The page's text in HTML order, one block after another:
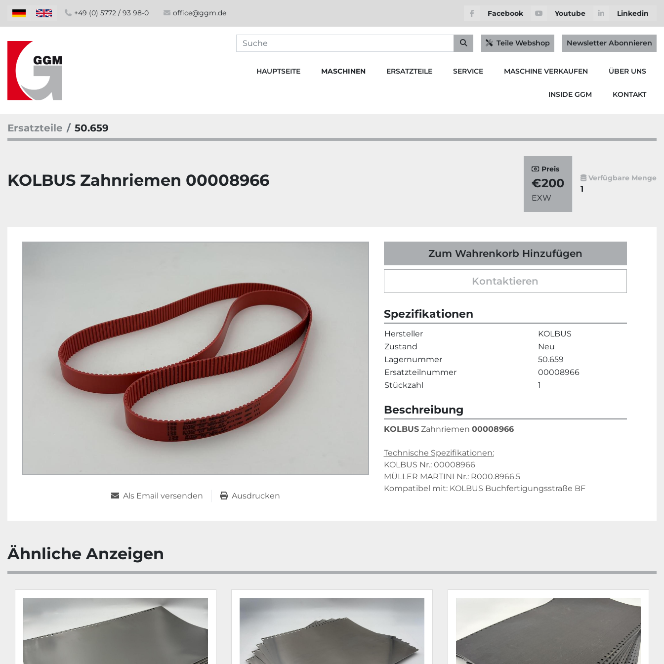
+49 (0) 5772 / 93 98-0 office@ggm.de Facebook Youtube Linkedin
Teile Webshop Newsletter Abonnieren
HAUPTSEITE MASCHINEN ERSATZTEILE SERVICE MASCHINE VERKAUFEN ÜBER UNS
INSIDE GGM KONTAKT
Ersatzteile 50.659
KOLBUS Zahnriemen 00008966
Preis
€200
EXW
Verfügbare Menge
1
Zum Wahrenkorb Hinzufügen
Kontaktieren
Als Email versenden Ausdrucken
Spezifikationen
Hersteller
KOLBUS
Zustand
Neu
Lagernummer
50.659
Ersatzteilnummer
00008966
Stückzahl
1
Beschreibung
KOLBUS Zahnriemen 00008966
Technische Spezifikationen:
KOLBUS Nr.: 00008966
MÜLLER MARTINI Nr.: R000.8966.5
Kompatibel mit: KOLBUS Buchfertigungsstraße BF
Ähnliche Anzeigen